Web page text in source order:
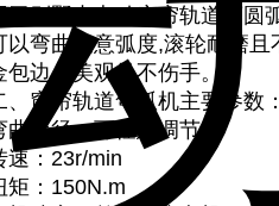
于别墅内电动窗帘轨道弯圆
以弯曲任意弧度,滚轮耐磨
包边，美观且不伤手。
、窗帘轨道弯弧机主要参数：
曲半径：可任意调节
速：23r/min
矩：150N.m